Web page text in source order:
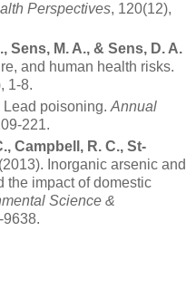
Perspectives, 120(12),
Sens, M. A., & Sens, D. A.
and human health risks.
1-8.
Lead poisoning. Annual
221.
Campbell, R. C., St-
(2013). Inorganic arsenic and
the impact of domestic
Science &
9638.